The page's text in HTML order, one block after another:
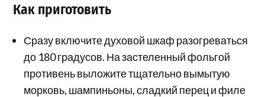
Как приготовить
Сразу включите духовой шкаф разогреваться
до 180 градусов. На застеленный фольгой
противень выложите тщательно вымытую
морковь, шампиньоны, сладкий перец и филе